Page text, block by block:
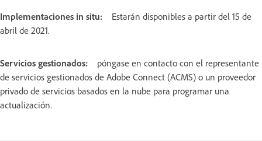
Implementaciones in situ:
Estarán disponibles a partir del 15 de
abril de 2021.
Servicios gestionados:
póngase en contacto con el representante
de servicios gestionados de Adobe Connect (ACMS) o un proveedor
privado de servicios basados en la nube para programar una
actualización.